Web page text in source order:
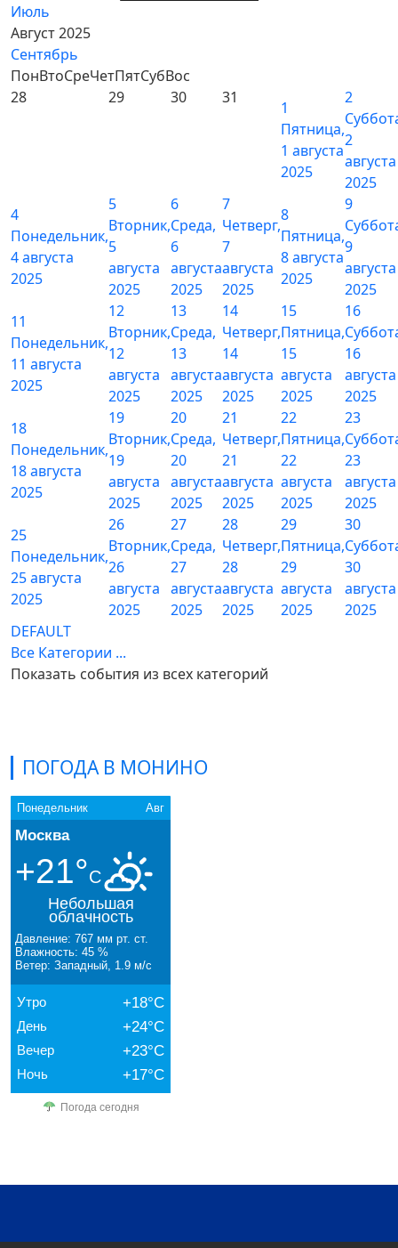
ПОГОДА В МОНИНО
Понедельник Авг
Москва
+21°C
Небольшая
облачность
Давление: 767 мм рт. ст.
Влажность: 45 %
Ветер: Западный, 1.9 м/с
Утро +18°C
День +24°C
Вечер +23°C
Ночь +17°C
Погода сегодня
Июль
Август 2025
Сентябрь
ПонВтоСреЧетПятСубВос
28
29 30 31
1
Пятница,
1 августа
2025
2
2
августа
2025
4
Понедельник,
4 августа
2025
5
Вторник,
5
августа
2025
6
Среда,
6
августа
2025
7
Четверг,
7
августа
2025
8
Пятница,
8 августа
2025
9
9
августа
2025
11
Понедельник,
11 августа
2025
12
Вторник,
12
августа
2025
13
Среда,
13
августа
2025
14
Четверг,
14
августа
2025
15
Пятница,
15
августа
2025
16
16
августа
2025
18
Понедельник,
18 августа
2025
19
Вторник,
19
августа
2025
20
Среда,
20
августа
2025
21
Четверг,
21
августа
2025
22
Пятница,
22
августа
2025
23
23
августа
2025
25
Понедельник,
25 августа
2025
26
Вторник,
26
августа
2025
27
Среда,
27
августа
2025
28
Четверг,
28
августа
2025
29
Пятница,
29
августа
2025
30
30
августа
2025
DEFAULT
Все Категории ...
Показать события из всех категорий